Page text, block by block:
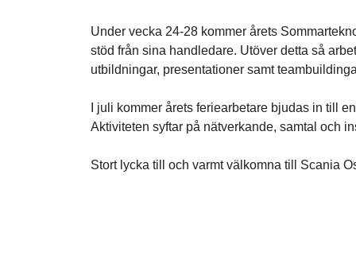
Under vecka 24-28 kommer årets
stöd från sina handledare. Utöver detta så
utbildningar, presentationer samt
I juli kommer årets feriearbetare bjudas in till
Aktiviteten syftar på nätverkande, samtal och
Stort lycka till och varmt välkomna till Scania